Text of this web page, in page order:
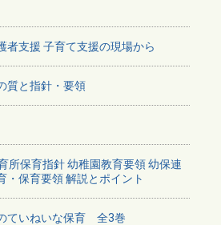
者支援 子育て支援の現場から
質と指針・要領
所保育指針 幼稚園教育要領 幼保連
・保育要領 解説とポイント
ていねいな保育 全3巻